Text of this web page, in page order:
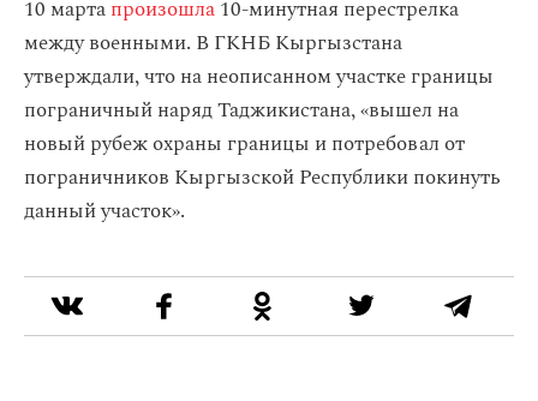
10 мартапроизошла10-минутная перестрелка
между военными. В ГКНБ Кыргызстана
утверждали, что на неописанном участке границы
пограничный наряд Таджикистана, «вышел на
новый рубеж охраны границы и потребовал от
пограничников Кыргызской Республики покинуть
данный участок».